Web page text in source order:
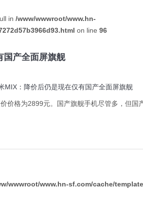
in /www/wwwroot/www.hn-
on line 96
国产全面屏旗舰
MIX：降价后仍是现在仅有国产全面屏旗舰
价格为2899元。国产旗舰手机尽管多，但国
wwwroot/www.hn-sf.com/cache/